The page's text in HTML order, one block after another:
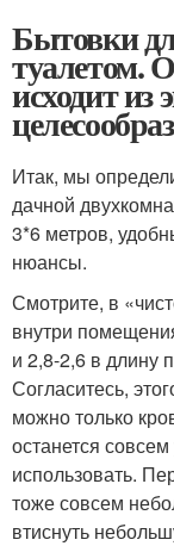
Бытовки
туалетом.
исходит из
Итак, мы
дачной
3*6 метров,
нюансы.
Смотрите, в
внутри
и 2,8-2,6 в длину
Согласитесь,
можно только
останется
использовать.
тоже совсем
втиснуть